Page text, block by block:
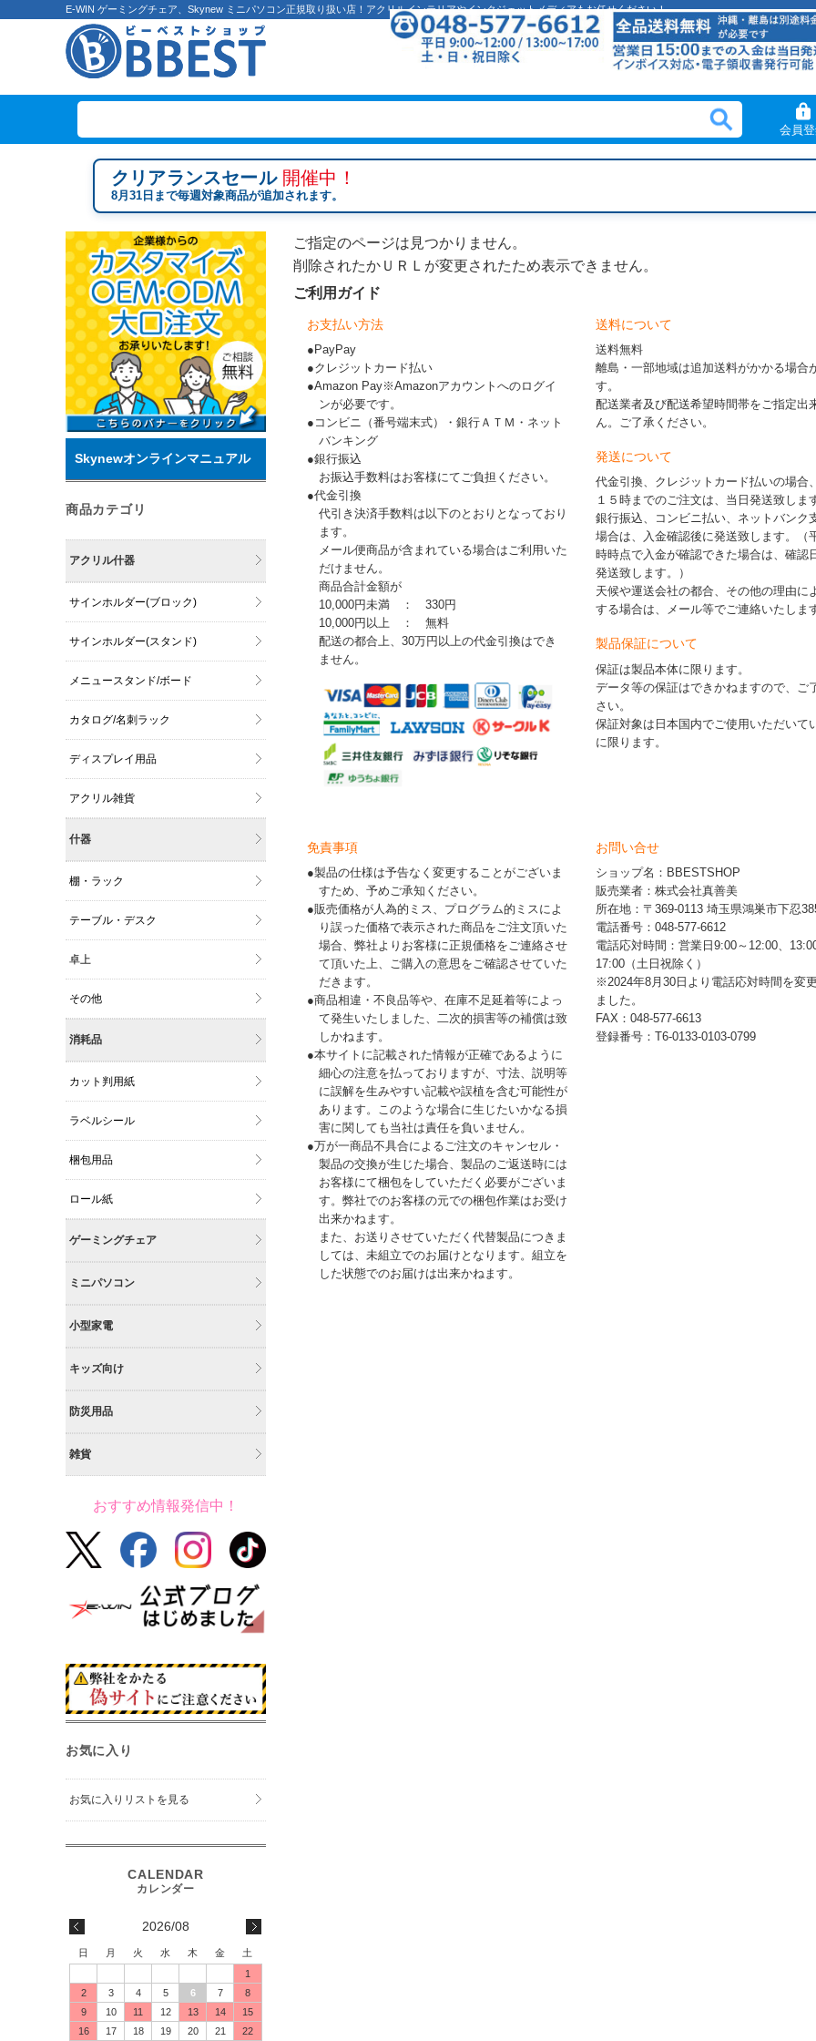
E-WIN ゲーミングチェア、Skynew ミニパソコン正規取り扱い店！アクリルインテリアやインクジェットメディアもお任せください！
会員
クリアランスセール 開催中！
8月31日まで毎週対象商品が追加されます。
ご指定のページは見つかりません。
削除されたかＵＲＬが変更されたため表示できません。
ご利用ガイド
お支払い方法
●PayPay
●クレジットカード払い
●Amazon Pay※Amazonアカウントへのログイ
ンが必要です。
●コンビニ（番号端末式）・銀行ＡＴＭ・ネット
バンキング
●銀行振込
お振込手数料はお客様にてご負担ください。
●代金引換
代引き決済手数料は以下のとおりとなっており
ます。
メール便商品が含まれている場合はご利用いた
だけません。
商品合計金額が
10,000円未満 ： 330円
10,000円以上 ： 無料
配送の都合上、30万円以上の代金引換はでき
ません。
送料について
送料無料
離島・一部地域は追加送料がかかる場合
す。
配送業者及び配送希望時間帯をご指定出
ん。ご了承ください。
発送について
代金引換、クレジットカード払いの場合
１５時までのご注文は、当日発送致しま
銀行振込、コンビニ払い、ネットバンク
場合は、入金確認後に発送致します。（
時時点で入金が確認できた場合は、確認
発送致します。）
天候や運送会社の都合、その他の理由に
する場合は、メール等でご連絡いたします
製品保証について
保証は製品本体に限ります。
データ等の保証はできかねますので、ご
さい。
保証対象は日本国内でご使用いただいて
に限ります。
免責事項
●製品の仕様は予告なく変更することがございま
すため、予めご承知ください。
●販売価格が人為的ミス、プログラム的ミスによ
り誤った価格で表示された商品をご注文頂いた
場合、弊社よりお客様に正規価格をご連絡させ
て頂いた上、ご購入の意思をご確認させていた
だきます。
●商品相違・不良品等や、在庫不足延着等によっ
て発生いたしました、二次的損害等の補償は致
しかねます。
●本サイトに記載された情報が正確であるように
細心の注意を払っておりますが、寸法、説明等
に誤解を生みやすい記載や誤植を含む可能性が
あります。このような場合に生じたいかなる損
害に関しても当社は責任を負いません。
●万が一商品不具合によるご注文のキャンセル・
製品の交換が生じた場合、製品のご返送時には
お客様にて梱包をしていただく必要がございま
す。弊社でのお客様の元での梱包作業はお受け
出来かねます。
また、お送りさせていただく代替製品につきま
しては、未組立でのお届けとなります。組立を
した状態でのお届けは出来かねます。
お問い合せ
ショップ名：BBESTSHOP
販売業者：株式会社真善美
所在地：〒369-0113 埼玉県鴻巣市下忍
電話番号：048-577-6612
電話応対時間：営業日9:00～12:00、
17:00（土日祝除く）
※2024年8月30日より電話応対時間を変
ました。
FAX：048-577-6613
登録番号：T6-0133-0103-0799
Skynewオンラインマニュアル
商品カテゴリ
アクリル什器
サインホルダー(ブロック)
サインホルダー(スタンド)
メニュースタンド/ボード
カタログ/名刺ラック
ディスプレイ用品
アクリル雑貨
什器
棚・ラック
テーブル・デスク
卓上
その他
消耗品
カット判用紙
ラベルシール
梱包用品
ロール紙
ゲーミングチェア
ミニパソコン
小型家電
キッズ向け
防災用品
雑貨
おすすめ情報発信中！
お気に入り
お気に入りリストを見る
2026/08
日 月 火 水 木 金
土
1
2
3 4 5 6 7
8
9
10 11 12 13 14
15
16
17 18 19 20 21 22